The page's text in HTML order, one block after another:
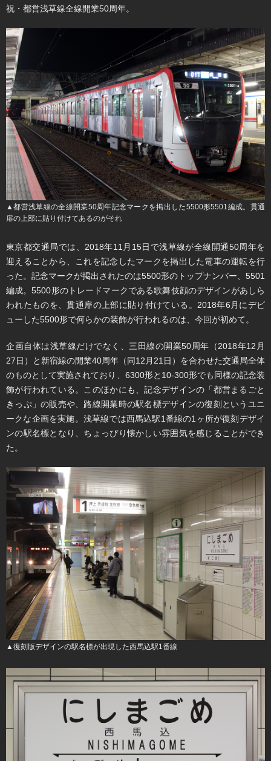
祝・都営浅草線全線開業50周年。
▲都営浅草線の全線開業50周年記念マークを掲出した5500形5501編成。貫通
扉の上部に貼り付けてあるのがそれ
東京都交通局では、2018年11月15日で浅草線が全線開通50周年を
迎えることから、これを記念したマークを掲出した電車の運転を行
った。記念マークが掲出されたのは5500形のトップナンバー、5501
編成。5500形のトレードマークである歌舞伎顔のデザインがあしら
われたものを、貫通扉の上部に貼り付けている。2018年6月にデビ
ューした5500形で何らかの装飾が行われるのは、今回が初めて。
企画自体は浅草線だけでなく、三田線の開業50周年（2018年12月
27日）と新宿線の開業40周年（同12月21日）を合わせた交通局全体
のものとして実施されており、6300形と10-300形でも同様の記念装
飾が行われている。このほかにも、記念デザインの「都営まるごと
きっぷ」の販売や、路線開業時の駅名標デザインの復刻というユニ
ークな企画を実施。浅草線では西馬込駅1番線の1ヶ所が復刻デザイ
ンの駅名標となり、ちょっぴり懐かしい雰囲気を感じることができ
た。
▲復刻版デザインの駅名標が出現した西馬込駅1番線